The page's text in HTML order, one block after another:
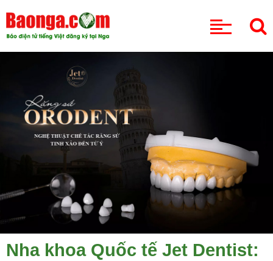
Nha khoa Quốc tế Jet Dentist: